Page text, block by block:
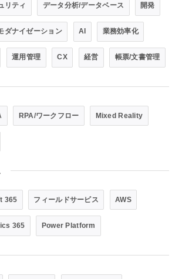
リティ データ分析/データベース 開発
ダナイゼーション AI 業務効率化
運用管理 CX 経営 帳票/文書管理
RPA/ワークフロー Mixed Reality
365 フィールドサービス AWS
365 Power Platform